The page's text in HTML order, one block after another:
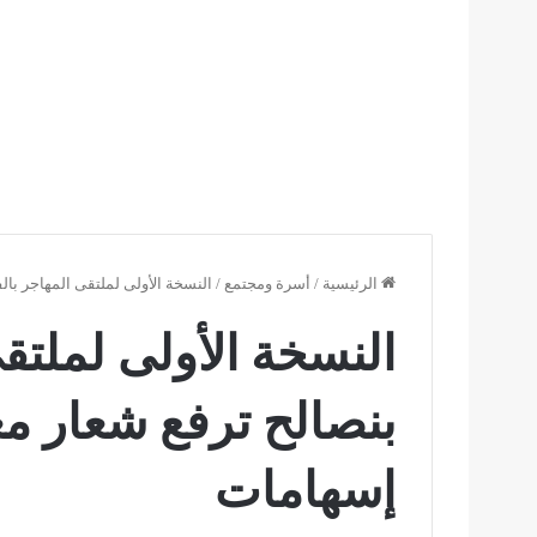
الرئيسية / أسرة ومجتمع / النسخة الأولى لملتقى المهاجر
النسخة الأولى
بنصالح ترفع شعار
إسهامات